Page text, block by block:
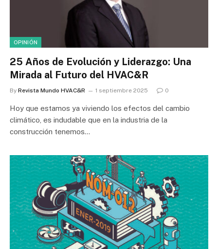
OPINIÓN
25 Años de Evolución y Liderazgo: Una
Mirada al Futuro del HVAC&R
By Revista Mundo HVAC&R 1 septiembre 2025 0
Hoy que estamos ya viviendo los efectos del cambio
climático, es indudable que en la industria de la
construcción tenemos…